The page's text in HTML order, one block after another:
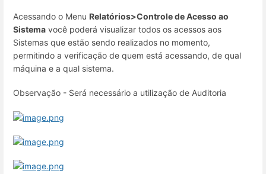
Acessando o Menu Relatórios>Controle de Acesso ao
Sistema você poderá visualizar todos os acessos aos
Sistemas que estão sendo realizados no momento,
permitindo a verificação de quem está acessando, de qual
máquina e a qual sistema.
Observação - Será necessário a utilização de Auditoria